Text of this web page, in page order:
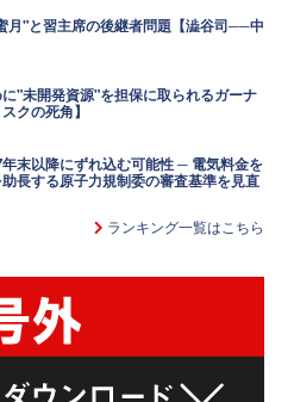
月"と習主席の後継者問題【澁谷司──中
"未開発資源"を担保に取られるガーナ
クの死角】
末以降にずれ込む可能性 ─ 電気料金を
長する原子力規制委の審査基準を見直
ランキング一覧はこちら